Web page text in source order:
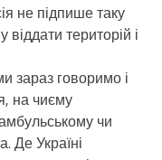
не підпише таку
територій і
зараз говоримо і
на чиєму
чи
Де Україні